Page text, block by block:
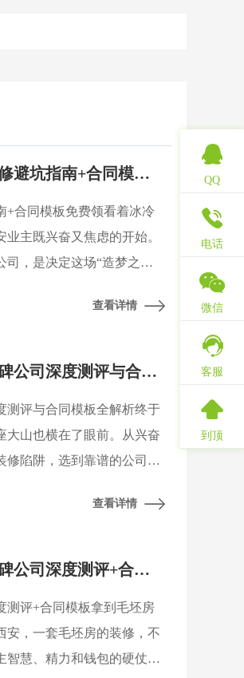
2026西安装修公司排名出炉，毛坯房装修避坑指南+合同模板免费领
+合同模板免费领看着冰冷
主既兴奋又焦虑的开始。
司，是决定这场“造梦之
查看详情
2026西安毛坯房装修避坑指南：十大口碑公司深度测评与合同模板全解析
测评与合同模板全解析终于
大山也横在了眼前。从兴奋
修陷阱，选到靠谱的公司，
查看详情
2026西安毛坯房装修避坑指南：10大口碑公司深度测评+合同模板
测评+合同模板拿到毛坯房
安，一套毛坯房的装修，不
智慧、精力和钱包的硬仗。
QQ
电话
微信
客服
到顶